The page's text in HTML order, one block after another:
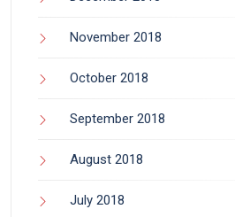
November 2018
October 2018
September 2018
August 2018
July 2018